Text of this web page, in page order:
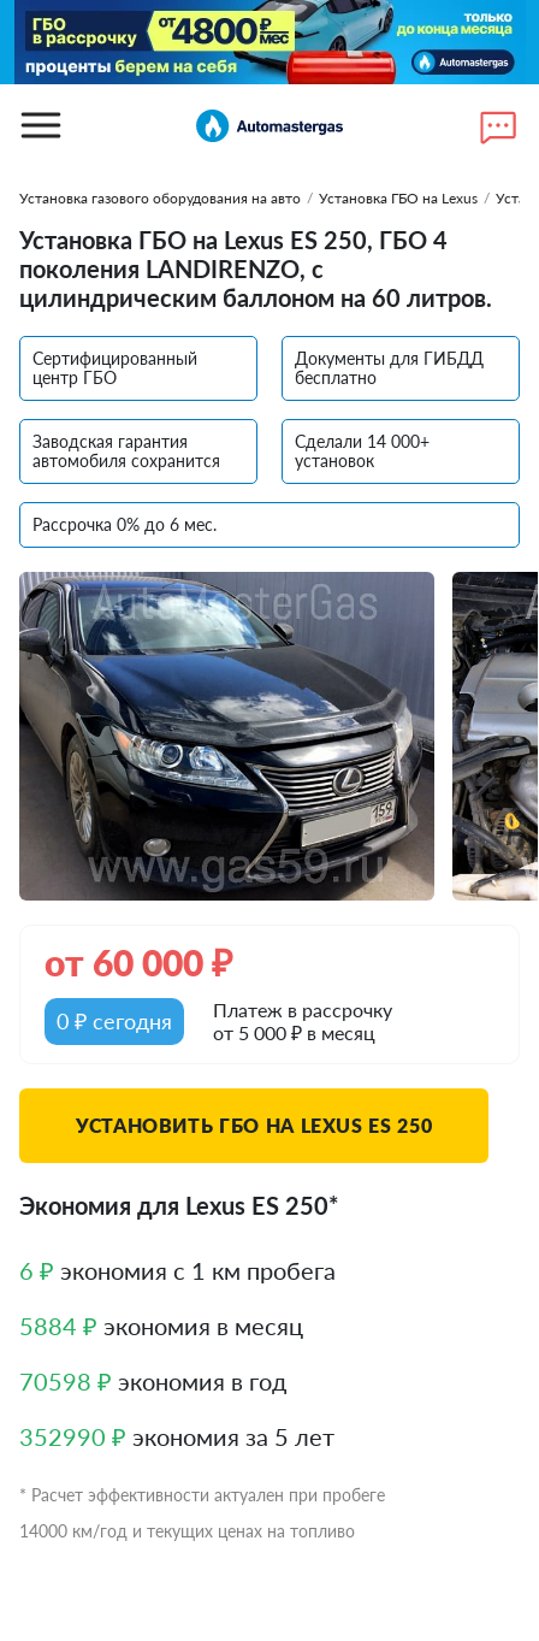
Установка газового оборудования на авто / Установка ГБО на Lexus /
Установка ГБО на Lexus ES 250, ГБО 4
поколения LANDIRENZO, с
цилиндрическим баллоном на 60 литров.
Сертифицированный
центр ГБО
Документы для ГИБДД
бесплатно
Заводская гарантия
автомобиля сохранится
Сделали 14 000+
установок
Рассрочка 0% до 6 мес.
от 60 000₽
0 ₽ сегодня
Платеж в рассрочку
от 5 000 ₽ в месяц
УСТАНОВИТЬ ГБО НА LEXUS ES 250
Экономия для Lexus ES 250*
6 ₽ экономия с 1 км пробега
5884 ₽ экономия в месяц
70598 ₽ экономия в год
352990 ₽ экономия за 5 лет
* Расчет эффективности актуален при пробеге
14000 км/год и текущих ценах на топливо